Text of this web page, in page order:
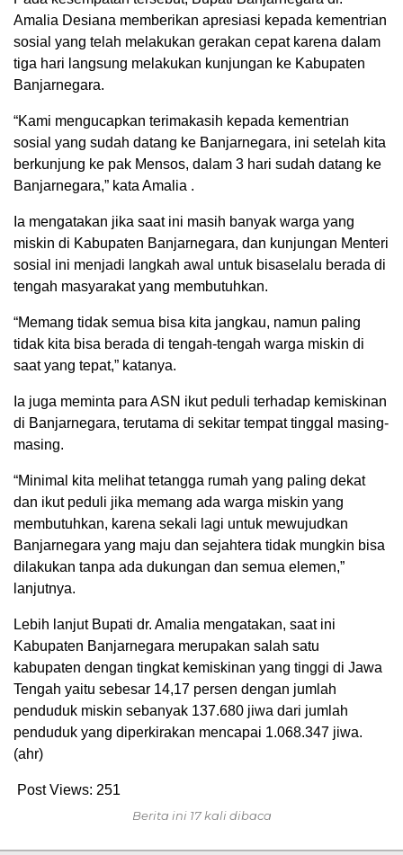
Amalia Desiana memberikan apresiasi kepada kementrian
sosial yang telah melakukan gerakan cepat karena dalam
tiga hari langsung melakukan kunjungan ke Kabupaten
Banjarnegara.
“Kami mengucapkan terimakasih kepada kementrian
sosial yang sudah datang ke Banjarnegara, ini setelah kita
berkunjung ke pak Mensos, dalam 3 hari sudah datang ke
Banjarnegara,” kata Amalia .
Ia mengatakan jika saat ini masih banyak warga yang
miskin di Kabupaten Banjarnegara, dan kunjungan Menteri
sosial ini menjadi langkah awal untuk bisaselalu berada di
tengah masyarakat yang membutuhkan.
“Memang tidak semua bisa kita jangkau, namun paling
tidak kita bisa berada di tengah-tengah warga miskin di
saat yang tepat,” katanya.
Ia juga meminta para ASN ikut peduli terhadap kemiskinan
di Banjarnegara, terutama di sekitar tempat tinggal masing-
masing.
“Minimal kita melihat tetangga rumah yang paling dekat
dan ikut peduli jika memang ada warga miskin yang
membutuhkan, karena sekali lagi untuk mewujudkan
Banjarnegara yang maju dan sejahtera tidak mungkin bisa
dilakukan tanpa ada dukungan dan semua elemen,”
lanjutnya.
Lebih lanjut Bupati dr. Amalia mengatakan, saat ini
Kabupaten Banjarnegara merupakan salah satu
kabupaten dengan tingkat kemiskinan yang tinggi di Jawa
Tengah yaitu sebesar 14,17 persen dengan jumlah
penduduk miskin sebanyak 137.680 jiwa dari jumlah
penduduk yang diperkirakan mencapai 1.068.347 jiwa.
(ahr)
Post Views: 251
Berita ini 17 kali dibaca